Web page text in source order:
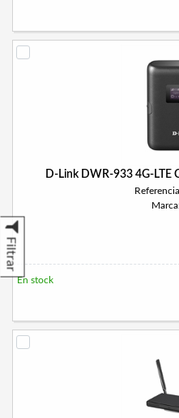
Filtrar
D-Link DWR-933 4G-LTE
En stock